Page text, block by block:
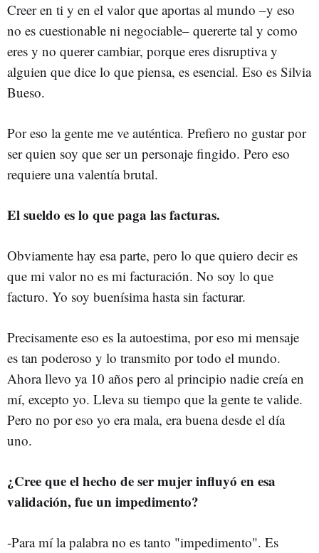
Creer en ti y en el valor que aportas al mundo –y eso
no es cuestionable ni negociable– quererte tal y como
eres y no querer cambiar, porque eres disruptiva y
alguien que dice lo que piensa, es esencial. Eso es Silvia
Bueso.
Por eso la gente me ve auténtica. Prefiero no gustar por
ser quien soy que ser un personaje fingido. Pero eso
requiere una valentía brutal.
El sueldo es lo que paga las facturas.
Obviamente hay esa parte, pero lo que quiero decir es
que mi valor no es mi facturación. No soy lo que
facturo. Yo soy buenísima hasta sin facturar.
Precisamente eso es la autoestima, por eso mi mensaje
es tan poderoso y lo transmito por todo el mundo.
Ahora llevo ya 10 años pero al principio nadie creía en
mí, excepto yo. Lleva su tiempo que la gente te valide.
Pero no por eso yo era mala, era buena desde el día
uno.
¿Cree que el hecho de ser mujer influyó en esa
validación, fue un impedimento?
-Para mí la palabra no es tanto "impedimento". Es